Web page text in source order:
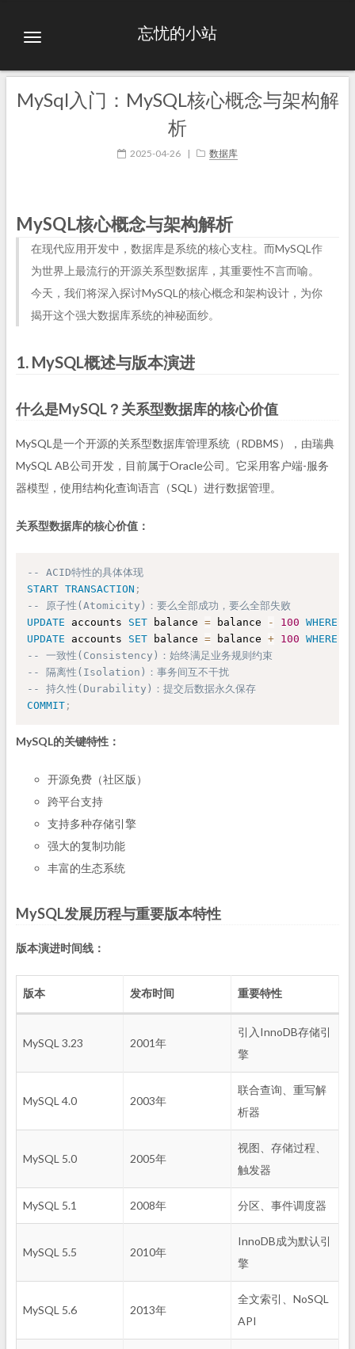
忘忧的小站
MySql入门：MySQL核心概念与架构解
析
2025-04-26 | 数据库
MySQL核心概念与架构解析
在现代应用开发中，数据库是系统的核心支柱。而MySQL作
为世界上最流行的开源关系型数据库，其重要性不言而喻。
今天，我们将深入探讨MySQL的核心概念和架构设计，为你
揭开这个强大数据库系统的神秘面纱。
1. MySQL概述与版本演进
什么是MySQL？关系型数据库的核心价值
MySQL是一个开源的关系型数据库管理系统（RDBMS），由瑞典
MySQL AB公司开发，目前属于Oracle公司。它采用客户端-服务
器模型，使用结构化查询语言（SQL）进行数据管理。
关系型数据库的核心价值：
-- ACID特性的具体体现
START TRANSACTION ;
-- 原子性(Atomicity)：要么全部成功，要么全部失败
UPDATE accounts SET balance = balance - 100 WHERE
UPDATE accounts SET balance = balance + 100 WHERE
-- 一致性(Consistency)：始终满足业务规则约束
-- 隔离性(Isolation)：事务间互不干扰
-- 持久性(Durability)：提交后数据永久保存
COMMIT ;
MySQL的关键特性：
开源免费（社区版）
跨平台支持
支持多种存储引擎
强大的复制功能
丰富的生态系统
MySQL发展历程与重要版本特性
版本演进时间线：
版本 发布时间 重要特性
MySQL 3.23 2001年
引入InnoDB存储引
擎
MySQL 4.0 2003年
联合查询、重写解
析器
MySQL 5.0 2005年
视图、存储过程、
触发器
MySQL 5.1 2008年 分区、事件调度器
MySQL 5.5 2010年
InnoDB成为默认引
擎
MySQL 5.6 2013年
全文索引、NoSQL
API